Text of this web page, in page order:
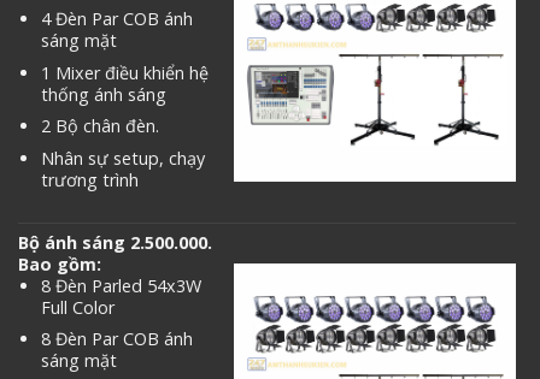
4 Đèn Par COB ánh
sáng mặt
1 Mixer điều khiển hệ
thống ánh sáng
2 Bộ chân đèn.
Nhân sự setup, chạy
trương trình
Bộ ánh sáng 2.500.000.
Bao gồm:
8 Đèn Parled 54x3W
Full Color
8 Đèn Par COB ánh
sáng mặt